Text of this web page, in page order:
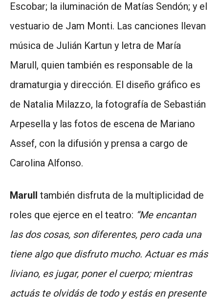
Escobar; la iluminación de Matías Sendón; y el
vestuario de Jam Monti. Las canciones llevan
música de Julián Kartun y letra de María
Marull, quien también es responsable de la
dramaturgia y dirección. El diseño gráfico es
de Natalia Milazzo, la fotografía de Sebastián
Arpesella y las fotos de escena de Mariano
Assef, con la difusión y prensa a cargo de
Carolina Alfonso.
Marull también disfruta de la multiplicidad de
roles que ejerce en el teatro: “Me encantan
las dos cosas, son diferentes, pero cada una
tiene algo que disfruto mucho. Actuar es más
liviano, es jugar, poner el cuerpo; mientras
actuás te olvidás de todo y estás en presente